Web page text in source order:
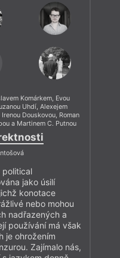
Komárkem, Evou
Uhdí, Alexejem
Douskovou, Roman
a Martinem C. Putnou
political
jako úsilí
konotace
nebo mohou
nadřazených a
používání má však
je ohrožením
Zajímalo nás,